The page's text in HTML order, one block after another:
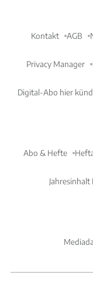
Kontakt AGB
Privacy Manager
Digital-Abo hier
Abo & Hefte
Jahresinhalt